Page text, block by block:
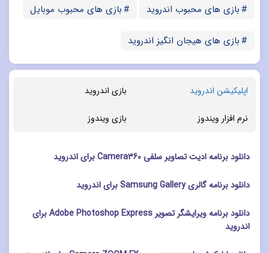
بازی های محبوب اندروید بازی های محبوب موبایل
بازی های هیجان انگیز اندروید
اپلیکیشن اندروید بازی اندروید
نرم افزار ویندوز بازی ویندوز
دانلود برنامه ادیت تصاویر سلفی Camera360 برای اندروید
دانلود برنامه گالری Samsung Gallery برای اندروید
دانلود برنامه ویرایشگر تصویر Adobe Photoshop Express برای
اندروید